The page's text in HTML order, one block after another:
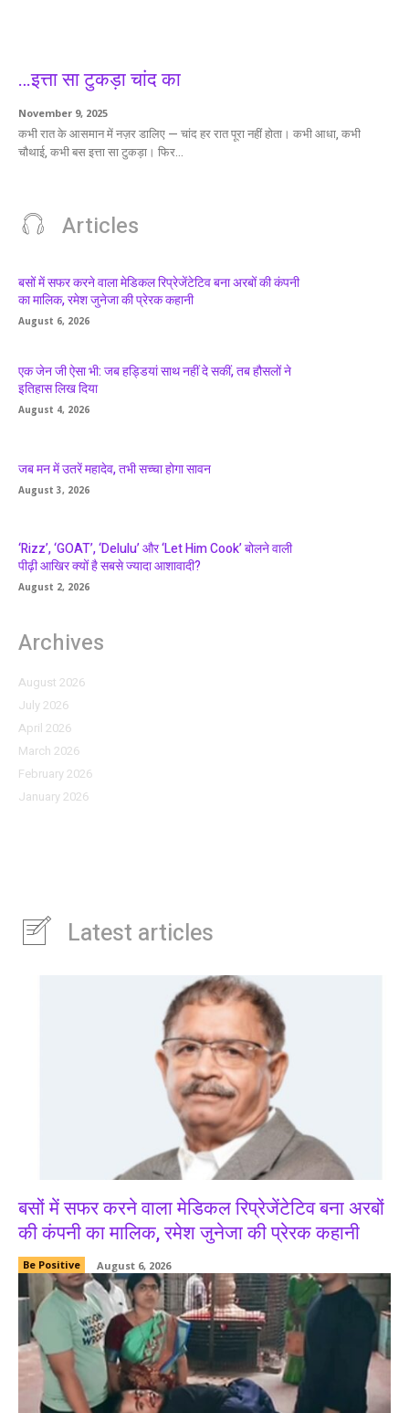
…इत्ता सा टुकड़ा चांद का
November 9, 2025
कभी रात के आसमान में नज़र डालिए — चांद हर रात पूरा नहीं होता। कभी आधा, कभी
चौथाई, कभी बस इत्ता सा टुकड़ा। फिर...
Articles
बसों में सफर करने वाला मेडिकल रिप्रेजेंटेटिव बना अरबों की कंपनी
का मालिक, रमेश जुनेजा की प्रेरक कहानी
August 6, 2026
एक जेन जी ऐसा भी: जब हड्डियां साथ नहीं दे सकीं, तब हौसलों ने
इतिहास लिख दिया
August 4, 2026
जब मन में उतरें महादेव, तभी सच्चा होगा सावन
August 3, 2026
‘Rizz’, ‘GOAT’, ‘Delulu’ और ‘Let Him Cook’ बोलने वाली
पीढ़ी आखिर क्यों है सबसे ज्यादा आशावादी?
August 2, 2026
Archives
August 2026
July 2026
April 2026
March 2026
February 2026
January 2026
Latest articles
बसों में सफर करने वाला मेडिकल रिप्रेजेंटेटिव बना अरबों
की कंपनी का मालिक, रमेश जुनेजा की प्रेरक कहानी
Be Positive August 6, 2026